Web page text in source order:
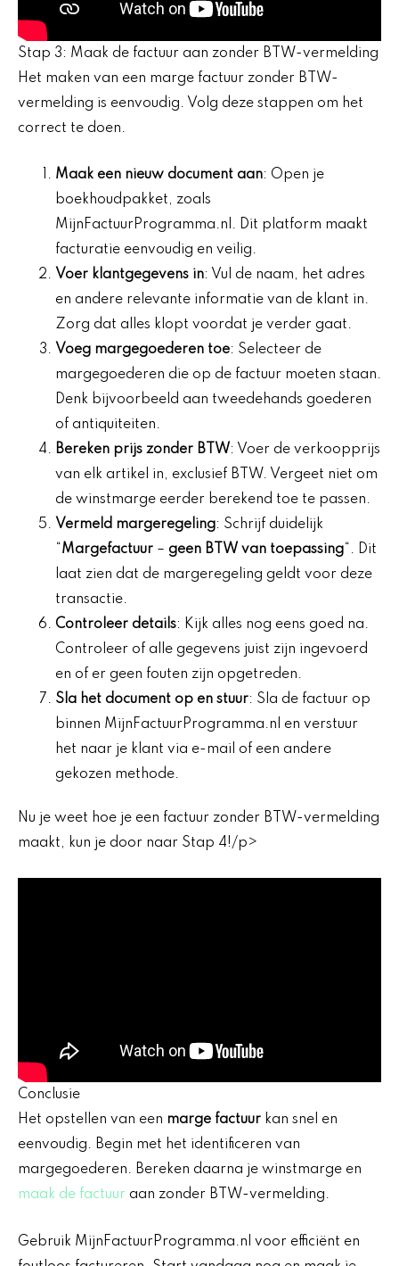
Stap 3: Maak de factuur aan zonder BTW-vermelding
Het maken van een marge factuur zonder BTW-
vermelding is eenvoudig. Volg deze stappen om het
correct te doen.
Maak een nieuw document aan: Open je
boekhoudpakket, zoals
MijnFactuurProgramma.nl. Dit platform maakt
facturatie eenvoudig en veilig.
Voer klantgegevens in: Vul de naam, het adres
en andere relevante informatie van de klant in.
Zorg dat alles klopt voordat je verder gaat.
Voeg margegoederen toe: Selecteer de
margegoederen die op de factuur moeten staan.
Denk bijvoorbeeld aan tweedehands goederen
of antiquiteiten.
Bereken prijs zonder BTW: Voer de verkoopprijs
van elk artikel in, exclusief BTW. Vergeet niet om
de winstmarge eerder berekend toe te passen.
Vermeld margeregeling: Schrijf duidelijk
Margefactuur – geen BTW van toepassing “. Dit
laat zien dat de margeregeling geldt voor deze
transactie.
Controleer details: Kijk alles nog eens goed na.
Controleer of alle gegevens juist zijn ingevoerd
en of er geen fouten zijn opgetreden.
Sla het document op en stuur: Sla de factuur op
binnen MijnFactuurProgramma.nl en verstuur
het naar je klant via e-mail of een andere
gekozen methode.
Nu je weet hoe je een factuur zonder BTW-vermelding
maakt, kun je door naar Stap 4!/p>
Conclusie
Het opstellen van een marge factuur kan snel en
eenvoudig. Begin met het identificeren van
margegoederen. Bereken daarna je winstmarge en
maak de factuur aan zonder BTW-vermelding.
Gebruik MijnFactuurProgramma.nl voor efficiënt en